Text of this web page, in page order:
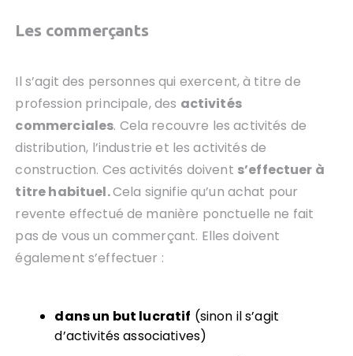
Les commerçants
Il s’agit des personnes qui exercent, à titre de
profession principale, des activités
commerciales. Cela recouvre les activités de
distribution, l’industrie et les activités de
construction. Ces activités doivent s’effectuer à
titre habituel.Cela signifie qu’un achat pour
revente effectué de manière ponctuelle ne fait
pas de vous un commerçant. Elles doivent
également s’effectuer :
dans un but lucratif (sinon il s’agit
d’activités associatives)